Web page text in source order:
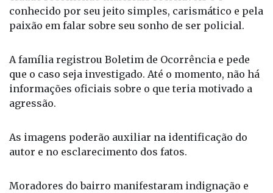
conhecido por seu jeito simples, carismático e pela
paixão em falar sobre seu sonho de ser policial.
A família registrou Boletim de Ocorrência e pede
que o caso seja investigado. Até o momento, não há
informações oficiais sobre o que teria motivado a
agressão.
As imagens poderão auxiliar na identificação do
autor e no esclarecimento dos fatos.
Moradores do bairro manifestaram indignação e